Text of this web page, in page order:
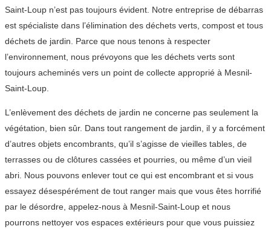
Saint-Loup n’est pas toujours évident. Notre entreprise de débarras
est spécialiste dans l’élimination des déchets verts, compost et tous
déchets de jardin. Parce que nous tenons à respecter
l’environnement, nous prévoyons que les déchets verts sont
toujours acheminés vers un point de collecte approprié à Mesnil-
Saint-Loup.
L’enlèvement des déchets de jardin ne concerne pas seulement la
végétation, bien sûr. Dans tout rangement de jardin, il y a forcément
d’autres objets encombrants, qu’il s’agisse de vieilles tables, de
terrasses ou de clôtures cassées et pourries, ou même d’un vieil
abri. Nous pouvons enlever tout ce qui est encombrant et si vous
essayez désespérément de tout ranger mais que vous êtes horrifié
par le désordre, appelez-nous à Mesnil-Saint-Loup et nous
pourrons nettoyer vos espaces extérieurs pour que vous puissiez